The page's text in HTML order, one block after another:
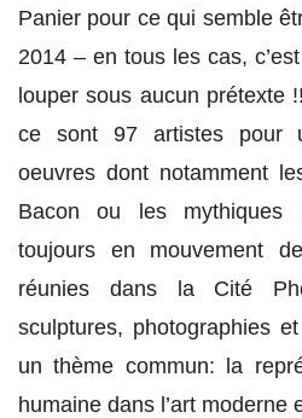
Panier pour ce qui semble
2014 – en tous les cas,
louper sous aucun prétexte
ce sont 97 artistes pour
oeuvres dont notamment
Bacon ou les mythiques
toujours en mouvement
réunies dans la Cité
sculptures, photographies
un thème commun: la
humaine dans l’art moderne